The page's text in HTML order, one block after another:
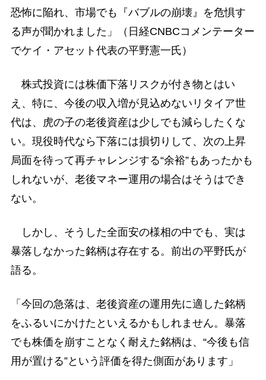
恐怖に陥れ、市場でも『バブルの崩壊』を危惧す
る声が聞かれました」（日経CNBCコメンテーター
でケイ・アセット代表の平野憲一氏）
株式投資には株価下落リスクが付き物とはい
え、特に、今後の収入増が見込めないリタイア世
代は、虎の子の老後資産は少しでも減らしたくな
い。現役時代なら下落には損切りして、次の上昇
局面を待って再チャレンジする“余裕”もあったかも
しれないが、老後マネー運用の場合はそうはでき
ない。
しかし、そうした全面安の様相の中でも、実は
暴落しなかった銘柄は存在する。前出の平野氏が
語る。
「今回の急落は、老後資産の運用先に適した銘柄
をふるいにかけたといえるかもしれません。暴落
でも株価を崩すことなく耐えた銘柄は、“今後も信
用が置ける”という評価を得た側面があります」